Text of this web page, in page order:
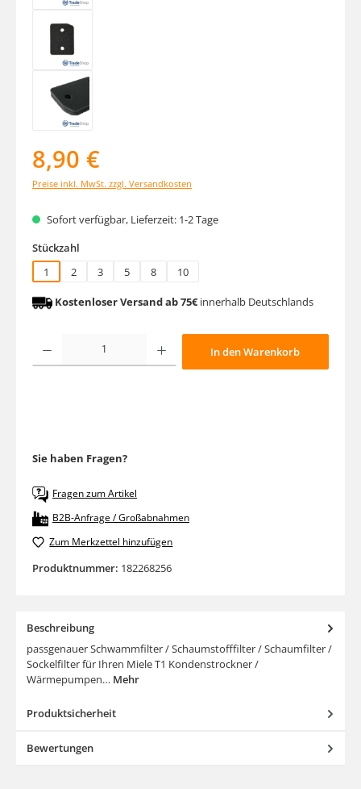
8,90 €
Preise inkl. MwSt. zzgl. Versandkosten
Sofort verfügbar, Lieferzeit: 1-2 Tage
Stückzahl
1
2 3 5 8 10
Kostenloser Versand ab 75€innerhalb Deutschlands
Produkt Anzahl: Gib den gewünschten Wert ein oder benutze die
In den Warenkorb
Sie haben Fragen?
Fragen zum Artikel
B2B-Anfrage / Großabnahmen
Zum Merkzettel hinzufügen
Produktnummer: 182268256
Beschreibung
passgenauer Schwammfilter / Schaumstofffilter / Schaumfilter /
Sockelfilter für Ihren Miele T1 Kondenstrockner /
Wärmepumpen… Mehr
Produktsicherheit
Bewertungen